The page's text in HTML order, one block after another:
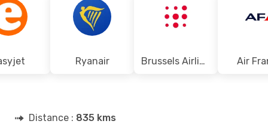
Ryanair Brussels Airlines Air
Distance : 835 kms